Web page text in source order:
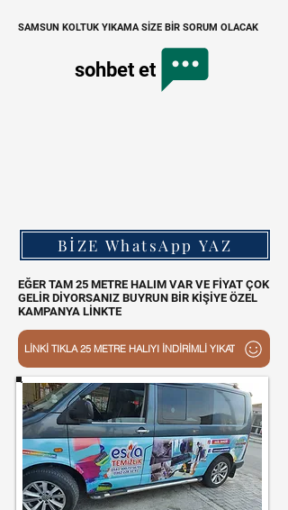
SAMSUN KOLTUK YIKAMA SİZE BİR SORUM OLACAK
sohbet et
BİZE WhatsApp YAZ
EĞER TAM 25 METRE HALIM VAR VE FİYAT ÇOK
GELİR DİYORSANIZ BUYRUN BİR KİŞİYE ÖZEL
KAMPANYA LİNKTE
LİNKİ TIKLA 25 METRE HALIYI İNDİRİMLİ YIKAT